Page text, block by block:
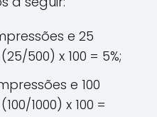
e 25
500) x 100 = 5%;
e 100
1000) x 100 =